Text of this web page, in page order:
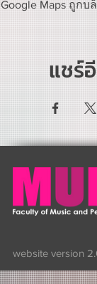
Google Maps ถูก
แชร์
website version